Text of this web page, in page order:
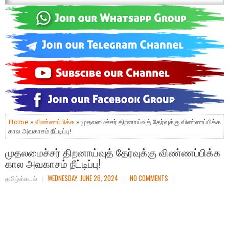
Home »விண்ணப்பிக்க » முதலமைச்சர் திறனாய்வுத் தேர்வுக்கு விண்ணப்பிக்க
கால அவகாசம் நீட்டிப்பு!
முதலமைச்சர் திறனாய்வுத் தேர்வுக்கு விண்ணப்பிக்க
கால அவகாசம் நீட்டிப்பு!
தமிழ்க்கடல் WEDNESDAY, JUNE 26, 2024 NO COMMENTS